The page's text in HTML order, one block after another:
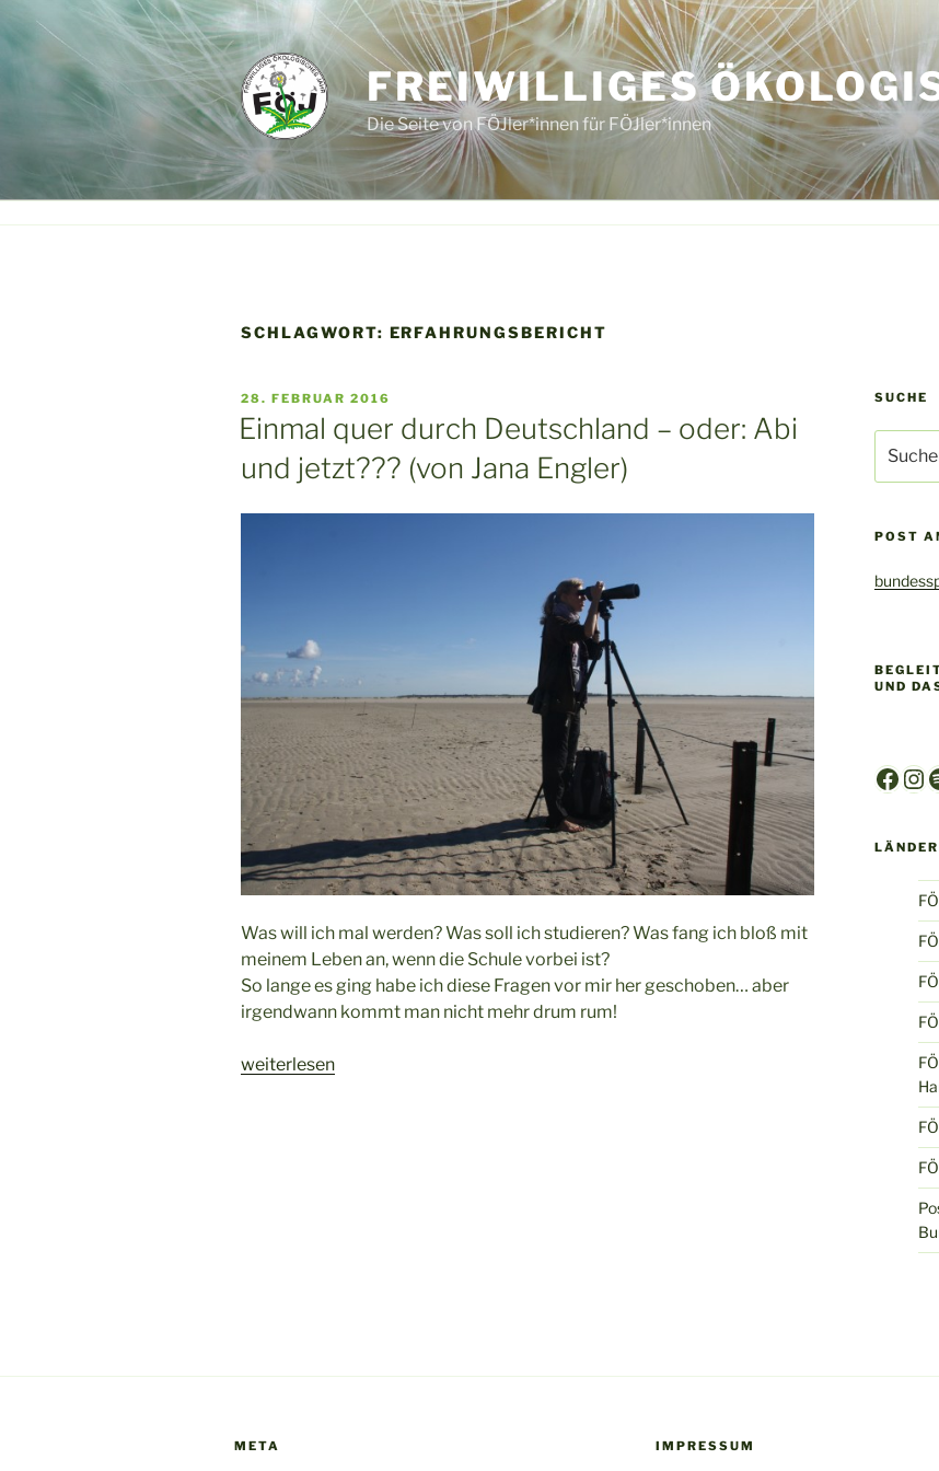
springen
FREIWILLIGES
Die Seite von FÖJler*innen für FÖJler*innen
SCHLAGWORT: ERFAHRUNGSBERICHT
VERÖFFENTLICHT
AM
28. FEBRUAR 2016
Einmal quer durch Deutschland – oder: Abi
und jetzt??? (von Jana Engler)
Was will ich mal werden? Was soll ich studieren? Was fang ich bloß mit
meinem Leben an, wenn die Schule vorbei ist?
So lange es ging habe ich diese Fragen vor mir her geschoben… aber
irgendwann kommt man nicht mehr drum rum!
„Einmal
weiterlesen
SUCHE
nach:
POST
UND
META IMPRESSUM